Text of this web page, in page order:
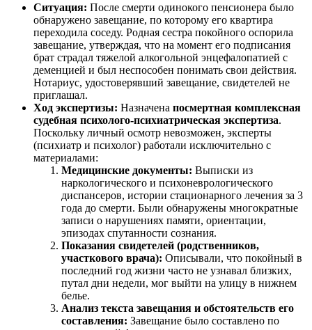
Ситуация: После смерти одинокого пенсионера было
обнаружено завещание, по которому его квартира
переходила соседу. Родная сестра покойного оспорила
завещание, утверждая, что на момент его подписания
брат страдал тяжелой алкогольной энцефалопатией с
деменцией и был неспособен понимать свои действия.
Нотариус, удостоверявший завещание, свидетелей не
приглашал.
Ход экспертизы: Назначена посмертная комплексная
судебная психолого-психиатрическая экспертиза.
Поскольку личный осмотр невозможен, эксперты
(психиатр и психолог) работали исключительно с
материалами:
Медицинские документы: Выписки из
наркологического и психоневрологического
диспансеров, истории стационарного лечения за 3
года до смерти. Были обнаружены многократные
записи о нарушениях памяти, ориентации,
эпизодах спутанности сознания.
Показания свидетелей (родственников,
участкового врача): Описывали, что покойный в
последний год жизни часто не узнавал близких,
путал дни недели, мог выйти на улицу в нижнем
белье.
Анализ текста завещания и обстоятельств его
составления: Завещание было составлено по